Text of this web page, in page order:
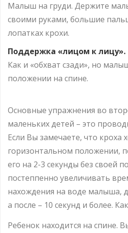
Малыш на груди. Держите
своими руками, большие
лопатках крохи.
Поддержка «лицом к лицу».
Как и «обхват сзади», но
положении на спине.
Основные упражнения во
маленьких детей – это
Если Вы замечаете, что кроха
горизонтальном положении,
его на 2-3 секунды без своей
постеппенно увеличивать
нахождения на воде малыша,
а после – 10 секунд и более.
Ребенок находится на спине.